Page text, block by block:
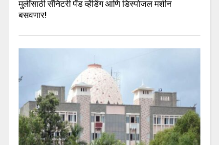
मुलींसाठी सॅनिटरी पॅड व्हेंडिंग आणि डिस्पोजल मशीन
बसवणार!